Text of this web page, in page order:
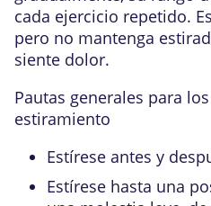
cada ejercicio repetido.
pero no mantenga
siente dolor.
Pautas generales para
estiramiento
Estírese antes y
Estírese hasta una